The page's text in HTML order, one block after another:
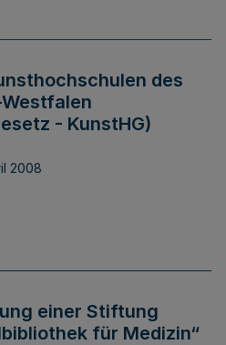
des
- KunstHG)
2008
einer Stiftung
für Medizin“